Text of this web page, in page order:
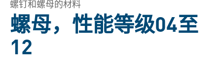
螺钉和螺母的材料
螺母，性能等级04至
12